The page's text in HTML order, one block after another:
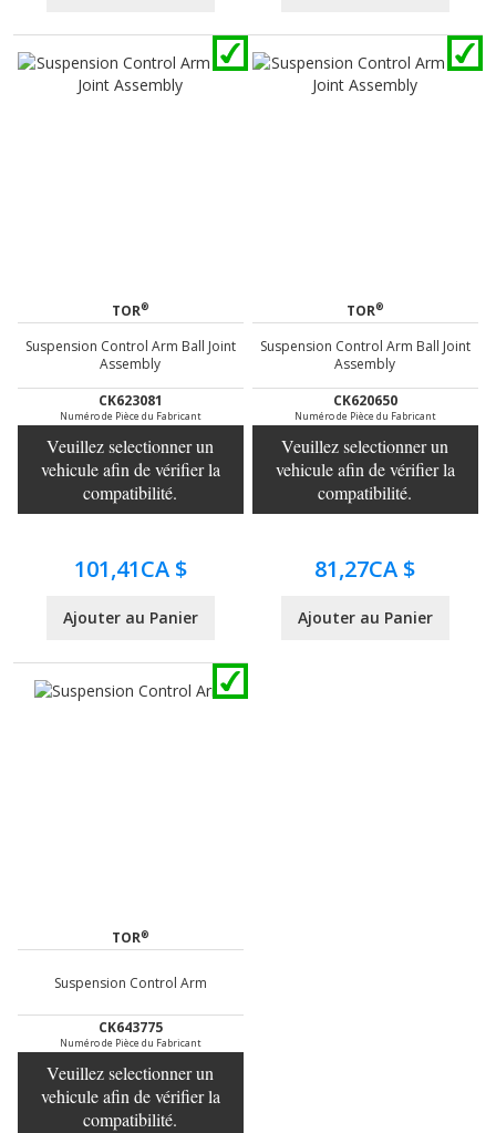
TOR®
Suspension Control Arm Ball Joint
Assembly
CK623081
Numéro de Pièce du Fabricant
Veuillez selectionner un
vehicule afin de vérifier la
compatibilité.
101,41CA $
Ajouter au Panier
TOR®
Suspension Control Arm Ball Joint
Assembly
CK620650
Numéro de Pièce du Fabricant
Veuillez selectionner un
vehicule afin de vérifier la
compatibilité.
81,27CA $
Ajouter au Panier
TOR®
Suspension Control Arm
CK643775
Numéro de Pièce du Fabricant
Veuillez selectionner un
vehicule afin de vérifier la
compatibilité.